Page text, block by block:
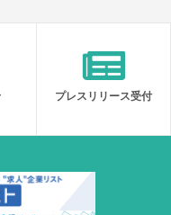
プレスリリース受付